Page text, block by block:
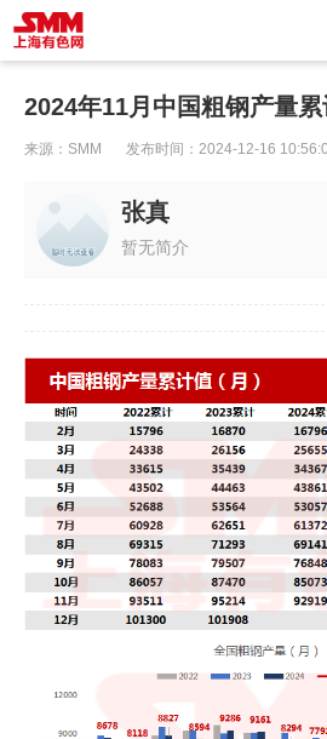
2024年11月中国粗钢产量
来源： SMM 发布时间： 2024-12-16
张真
暂无简介